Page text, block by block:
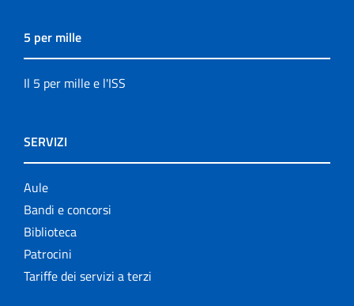
5 per mille
Il 5 per mille e l'ISS
SERVIZI
Aule
Bandi e concorsi
Biblioteca
Patrocini
Tariffe dei servizi a terzi